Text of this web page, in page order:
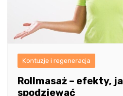
Kontuzje i regeneracja
Rollmasaż – efekty,
spodziewać